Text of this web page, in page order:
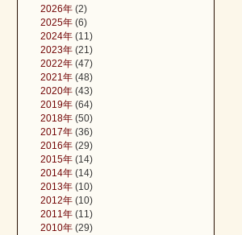
2026年 (2)
2025年 (6)
2024年 (11)
2023年 (21)
2022年 (47)
2021年 (48)
2020年 (43)
2019年 (64)
2018年 (50)
2017年 (36)
2016年 (29)
2015年 (14)
2014年 (14)
2013年 (10)
2012年 (10)
2011年 (11)
2010年 (29)